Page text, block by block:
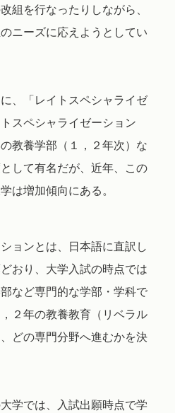
組を行なったりしながら、
ニーズに応えようとしてい
、「レイトスペシャライゼ
スペシャライゼーション
教養学部（１，２年次）な
して有名だが、近年、この
は増加傾向にある。
ョンとは、日本語に直訳し
おり、大学入試の時点では
など専門的な学部・学科で
２年の教養教育（リベラル
どの専門分野へ進むかを決
学では、入試出願時点で学